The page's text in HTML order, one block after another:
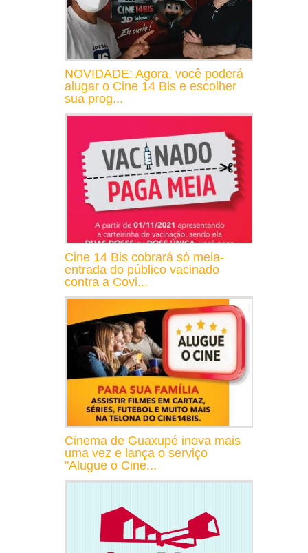
NOVIDADE: Agora, você poderá
alugar o Cine 14 Bis e escolher
sua prog...
Cine 14 Bis cobrará só meia-
entrada do público vacinado
contra a Covi...
Cinema de Guaxupé inova mais
uma vez e lança o serviço
"Alugue o Cine...